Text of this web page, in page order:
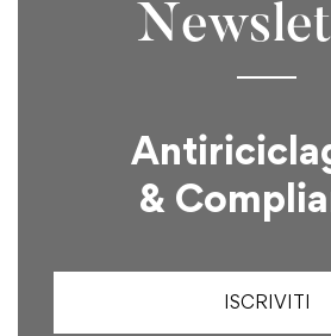
&
ISCRIVITI